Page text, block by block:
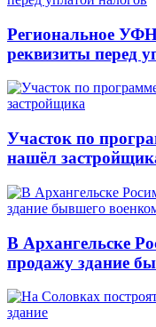
Региональное
реквизиты перед
Участок по
нашёл
В Архангельске
продажу здание